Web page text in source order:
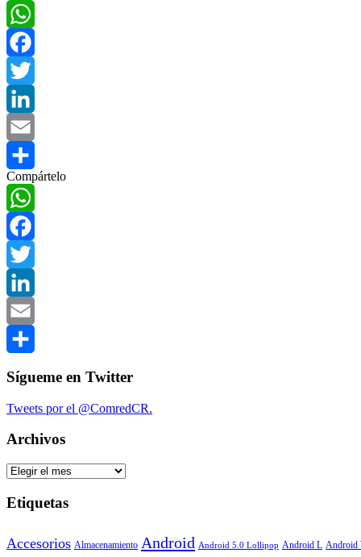
WhatsApp
Facebook
Twitter
LinkedIn
Email
Compartir
Compártelo
WhatsApp
Facebook
Twitter
LinkedIn
Email
Sígueme en Twitter
Tweets por el @ComredCR.
Archivos
Archivos
Etiquetas
Accesorios Almacenamiento Android Android 5.0 Lollipop Android L Android